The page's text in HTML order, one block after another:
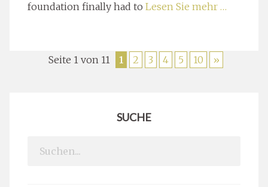
foundation finally had to Lesen Sie mehr …
Seite 1 von 11 1 2 3 4 5 10 »
SUCHE
Search